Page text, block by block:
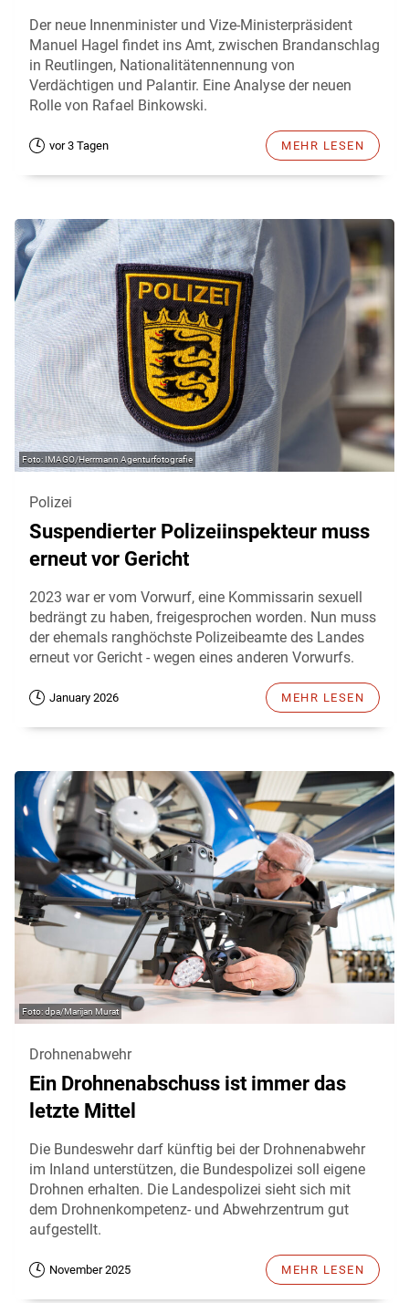
Der neue Innenminister und Vize-Ministerpräsident
Manuel Hagel findet ins Amt, zwischen Brandanschlag
in Reutlingen, Nationalitätennennung von
Verdächtigen und Palantir. Eine Analyse der neuen
Rolle von Rafael Binkowski.
vor 3 Tagen MEHR LESEN
IMAGO/Herrmann Agenturfotografie
Polizei
Suspendierter Polizeiinspekteur muss
erneut vor Gericht
2023 war er vom Vorwurf, eine Kommissarin sexuell
bedrängt zu haben, freigesprochen worden. Nun muss
der ehemals ranghöchste Polizeibeamte des Landes
erneut vor Gericht - wegen eines anderen Vorwurfs.
January 2026 MEHR LESEN
dpa/Marijan Murat
Drohnenabwehr
Ein Drohnenabschuss ist immer das
letzte Mittel
Die Bundeswehr darf künftig bei der Drohnenabwehr
im Inland unterstützen, die Bundespolizei soll eigene
Drohnen erhalten. Die Landespolizei sieht sich mit
dem Drohnenkompetenz- und Abwehrzentrum gut
aufgestellt.
November 2025 MEHR LESEN